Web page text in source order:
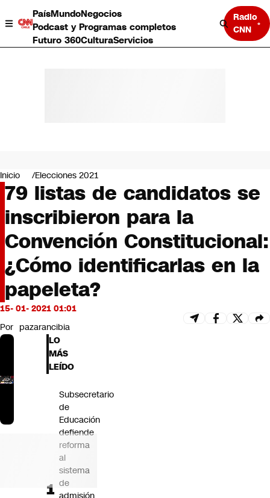
PaísMundoNegocios
Podcast y Programas completos
Futuro 360CulturaServicios
Radio
CNN
Negocios
Deportes
Programas completos
Cultura
Servicios
Bits
CNN Data
CNN tiempo
Futuro 360
Opinión
Inicio Elecciones 2021
79 listas de candidatos se
inscribieron para la
Convención Constitucional:
¿Cómo identificarlas en la
papeleta?
15- 01- 2021 01:01
Por pazarancibia
LO
MÁS
LEÍDO
Subsecretario
de
Educación
defiende
reforma
al
sistema
de
admisión